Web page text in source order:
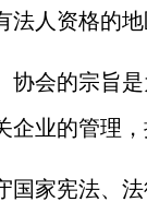
法人资格的
协会的宗旨
企业的管理
国家宪法、